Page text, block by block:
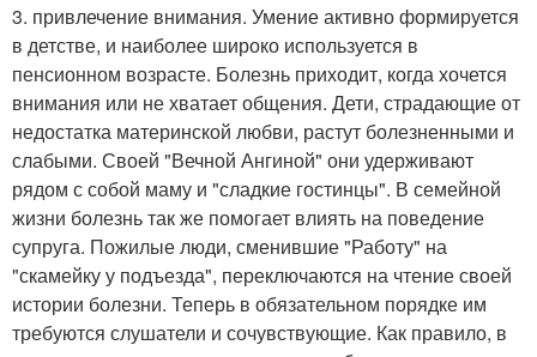
3. привлечение внимания. Умение активно формируется
в детстве, и наиболее широко используется в
пенсионном возрасте. Болезнь приходит, когда хочется
внимания или не хватает общения. Дети, страдающие от
недостатка материнской любви, растут болезненными и
слабыми. Своей "Вечной Ангиной" они удерживают
рядом с собой маму и "сладкие гостинцы". В семейной
жизни болезнь так же помогает влиять на поведение
супруга. Пожилые люди, сменившие "Работу" на
"скамейку у подъезда", переключаются на чтение своей
истории болезни. Теперь в обязательном порядке им
требуются слушатели и сочувствующие. Как правило, в